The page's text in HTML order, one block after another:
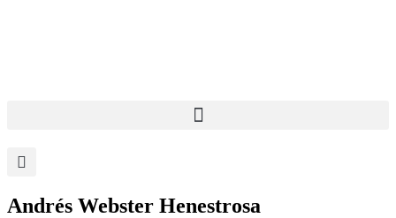
Andrés Webster Henestrosa